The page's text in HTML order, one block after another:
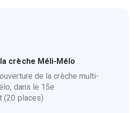
crèche Méli-Mélo
de la crèche multi-
dans le 15e
(20 places)